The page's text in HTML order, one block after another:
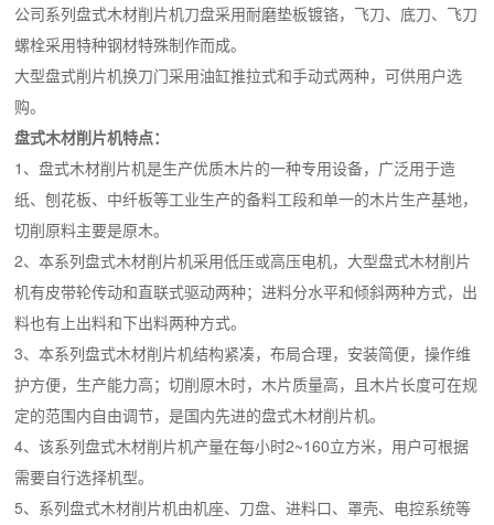
公司系列盘式木材削片机刀盘采用耐磨垫板镀铬，飞刀、底刀、飞刀
螺栓采用特种钢材特殊制作而成。
大型盘式削片机换刀门采用油缸推拉式和手动式两种，可供用户选
购。
盘式木材削片机特点：
1、盘式木材削片机是生产优质木片的一种专用设备，广泛用于造
纸、刨花板、中纤板等工业生产的备料工段和单一的木片生产基地，
切削原料主要是原木。
2、本系列盘式木材削片机采用低压或高压电机，大型盘式木材削片
机有皮带轮传动和直联式驱动两种；进料分水平和倾斜两种方式，出
料也有上出料和下出料两种方式。
3、本系列盘式木材削片机结构紧凑，布局合理，安装简便，操作维
护方便，生产能力高；切削原木时，木片质量高，且木片长度可在规
定的范围内自由调节，是国内先进的盘式木材削片机。
4、该系列盘式木材削片机产量在每小时2~160立方米，用户可根据
需要自行选择机型。
5、系列盘式木材削片机由机座、刀盘、进料口、罩壳、电控系统等